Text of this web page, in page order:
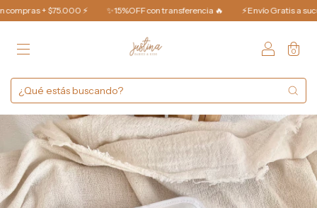
+ $75.000 ⚡️ ✨15%OFF con transferencia 🔥 ⚡️Envío Gratis a
0